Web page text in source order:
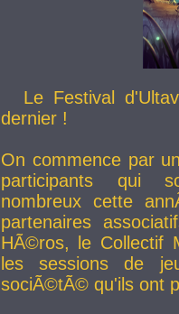
Le Festival
dernier !
On commence par
participants qui
nombreux cette
partenaires
HÃ©ros, le Collectif
les sessions de
sociÃ©tÃ© qu'ils ont